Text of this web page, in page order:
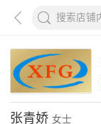
张青娇 女士